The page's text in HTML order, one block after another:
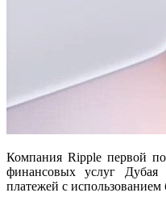
Компания Ripple первой
финансовых услуг Дубая
платежей с использованием